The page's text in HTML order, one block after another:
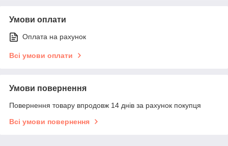
Умови оплати
Оплата на рахунок
Всі умови оплати
Умови повернення
Повернення товару впродовж 14 днів за рахунок покупця
Всі умови повернення